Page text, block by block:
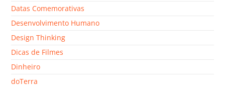
Datas Comemorativas
Desenvolvimento Humano
Design Thinking
Dicas de Filmes
Dinheiro
doTerra